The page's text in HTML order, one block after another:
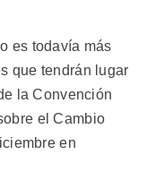
es todavía más
que tendrán lugar
la Convención
el Cambio
en